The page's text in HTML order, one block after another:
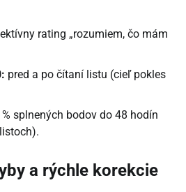
rating „rozumiem, čo mám
pred a po čítaní listu (cieľ pokles
% splnených bodov do 48 hodín
a rýchle korekcie